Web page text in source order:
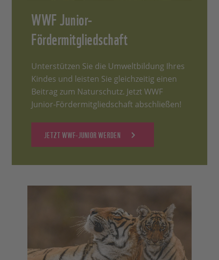
WWF Junior-
Fördermitgliedschaft
Unterstützen Sie die Umweltbildung Ihres
Kindes und leisten Sie gleichzeitig einen
Beitrag zum Naturschutz. Jetzt WWF
Junior-Fördermitgliedschaft abschließen!
JETZT WWF-JUNIOR WERDEN